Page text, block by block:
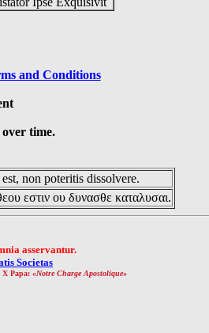
and Conditions
time.
non poteritis dissolvere.
εστιν ου δυνασθε καταλυσαι.
asservantur.
Societas
X Papa: «Notre Charge Apostolique»